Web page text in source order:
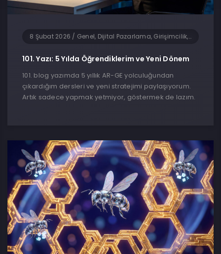
8 Şubat 2026 / Genel, Dijital Pazarlama, Girişimcilik, Teknoloji, Yapay Zeka, Yazılım
101. Yazı: 5 Yılda Öğrendiklerim ve Yeni Dönem
101. blog yazımda 5 yıllık AR-GE yolculuğundan
çıkardığım dersleri ve yeni stratejimi paylaşıyorum.
Artık sadece yapmak yetmiyor, göstermek de lazım.